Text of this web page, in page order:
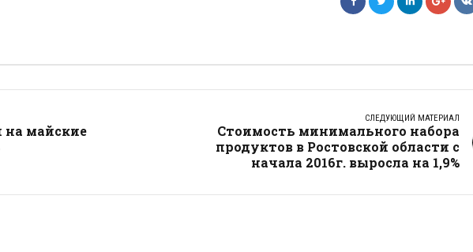
на майские
СЛЕДУЮЩИЙ МАТЕРИАЛ
Стоимость минимального набора
продуктов в Ростовской области с
начала 2016г. выросла на 1,9%